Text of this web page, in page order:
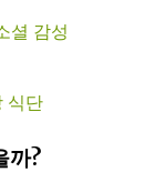
셜 감성
식단
까?